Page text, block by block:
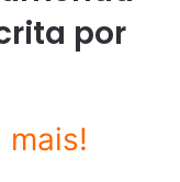
por